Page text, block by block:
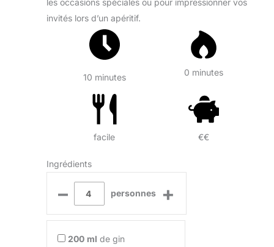
les occasions spéciales ou pour impressionner vos
invités lors d’un apéritif.
10 minutes 0 minutes
facile €€
Ingrédients
– personnes +
200 ml de gin